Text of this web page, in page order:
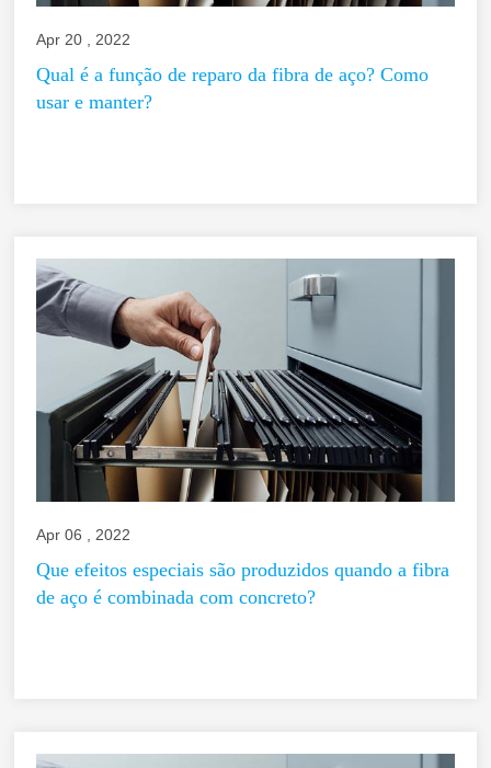
Apr 20 , 2022
Qual é a função de reparo da fibra de aço? Como
usar e manter?
Apr 06 , 2022
Que efeitos especiais são produzidos quando a fibra
de aço é combinada com concreto?